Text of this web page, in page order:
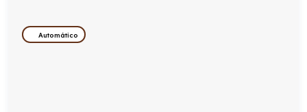
Automático